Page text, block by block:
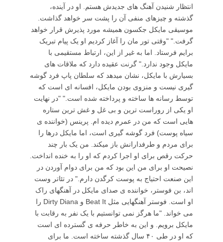
انتظار شنیدن آهنگ های جدیدش هستم. او در آینده،
گذشته و چیزهای منفی آن را پشت سر خواهد گذاشت.
موسیقی مایکل جکسون همیشه مورد پذیرش قرار خواهد
گرفت." "وقتی تور مان را آغاز کردیم او یک پیام تبریک
برایم فرستاد. اما به غیر از این، ارتباط مستقیمی با
مایکل وجود ندارد." گرنت عقیده دارد که ملاقات های
بسیارش با مایکل، نشان میدهد که سلطان پاپ فرد گوشه
گیری نیست و منزوی بودن مایکل، افسانه ای است که
توسط رسانه ها ساخته و پرداخته شده است." "در نهایت
او یکی از روراست ترین و بی غل و غش ترین ستاره
هایی است که من در عمرم دیده ام. پرینس (خواننده ی
سیاه پوست) فرد گوشه گیری است، اما مایکل درها را
برای مردم و طرفدارانش باز میکند. من یک بار چند
حرکت رقص برای او اجرا کردم که او را به خنده انداخت.
نصیحت او برای من این بود که من برای دوام آوردن در
این صنعت احتیاج به پوست کرگدن دارم." در تئاتر وست
اند، بن فوستر، خواننده ی صدای مایکل در آهنگهای راک
او است. فوستر آهنگهایی مثل Beat It و Dirty Diana را
می خواند. "ما هرگز نمی توانستیم با یک نفر به رقابت با
مایکل برویم. و این به خاطر حرفه ی گسترده ای است
که او در طی ۴۰ سال گذشته ساخته است. ما برای